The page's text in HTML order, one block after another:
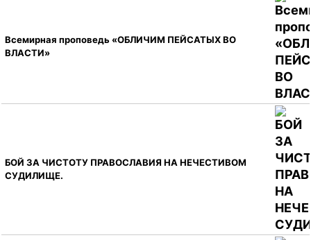
Всемирная проповедь «ОБЛИЧИМ ПЕЙСАТЫХ ВО
ВЛАСТИ»
БОЙ ЗА ЧИСТОТУ ПРАВОСЛАВИЯ НА НЕЧЕСТИВОМ
СУДИЛИЩЕ.